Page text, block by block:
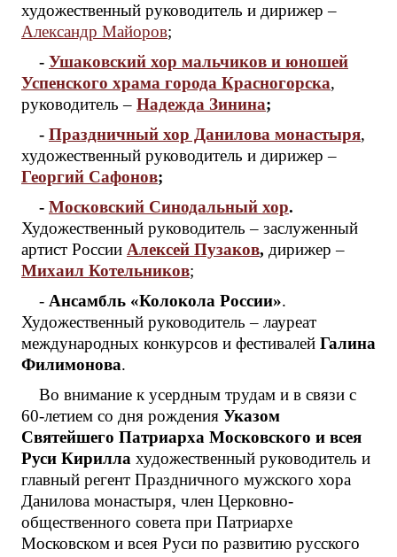
художественный руководитель и дирижер –
Александр Майоров;
- Ушаковский хор мальчиков и юношей
Успенского храма города Красногорска,
руководитель – Надежда Зинина;
- Праздничный хор Данилова монастыря,
художественный руководитель и дирижер –
Георгий Сафонов;
- Московский Синодальный хор.
Художественный руководитель – заслуженный
артист России Алексей Пузаков, дирижер –
Михаил Котельников;
- Ансамбль «Колокола России».
Художественный руководитель – лауреат
международных конкурсов и фестивалей Галина
Филимонова.
Во внимание к усердным трудам и в связи с
60-летием со дня рождения Указом
Святейшего Патриарха Московского и всея
Руси Кирилла художественный руководитель и
главный регент Праздничного мужского хора
Данилова монастыря, член Церковно-
общественного совета при Патриархе
Московском и всея Руси по развитию русского